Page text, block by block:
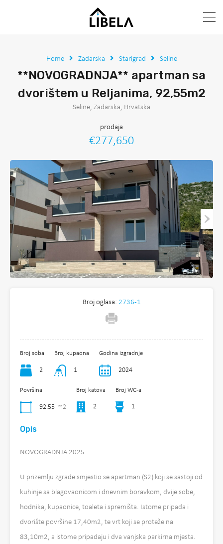
Home Zadarska Starigrad Seline
**NOVOGRADNJA** apartman sa
dvorištem u Reljanima, 92,55m2
Seline, Zadarska, Hrvatska
prodaja
€277,650
Broj oglasa: 2736-1
Broj soba
2
Broj kupaona
1
Godina izgradnje
2024
Površina
92.55 m2
Broj katova
2
Broj WC-a
1
Opis
NOVOGRADNJA 2025.
U prizemlju zgrade smjestio se apartman (S2) koji se sastoji od
kuhinje sa blagovaonicom i dnevnim boravkom, dvije sobe,
hodnika, kupaonice, toaleta i spremišta. Istome pripada i
dvorište površine 17,40m2, te vrt koji se proteže na
83,10m2, a istome pripadaju i dva vanjska parkirna mjesta.